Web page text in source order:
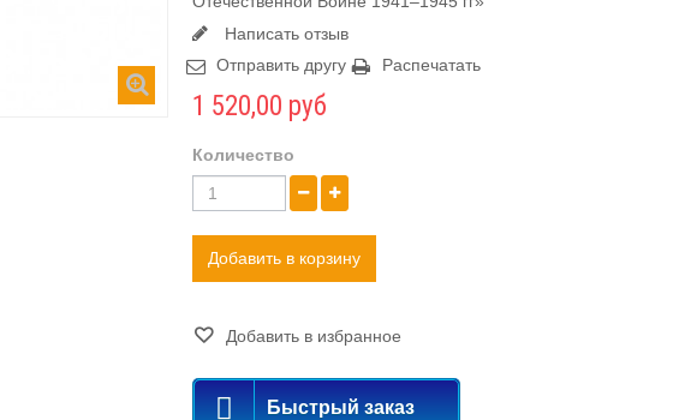
Написать отзыв
Отправить другу
Распечатать
1 520,00 руб
Количество
Добавить в корзину
Добавить в избранное
Быстрый заказ